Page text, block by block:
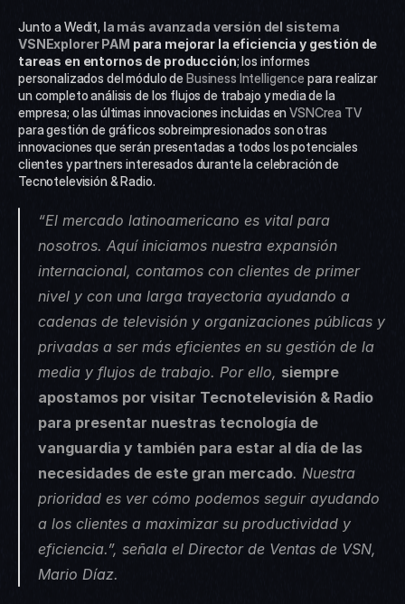
Junto a Wedit, la más avanzada versión del sistema
VSNExplorer PAM para mejorar la eficiencia y gestión de
tareas en entornos de producción; los informes
personalizados del módulo de Business Intelligence para realizar
un completo análisis de los flujos de trabajo y media de la
empresa; o las últimas innovaciones incluidas en VSNCrea TV
para gestión de gráficos sobreimpresionados son otras
innovaciones que serán presentadas a todos los potenciales
clientes y partners interesados durante la celebración de
Tecnotelevisión & Radio.
“El mercado latinoamericano es vital para
nosotros. Aquí iniciamos nuestra expansión
internacional, contamos con clientes de primer
nivel y con una larga trayectoria ayudando a
cadenas de televisión y organizaciones públicas y
privadas a ser más eficientes en su gestión de la
media y flujos de trabajo. Por ello, siempre
apostamos por visitar
para presentar nuestras tecnología de
vanguardia y también para estar al día de las
necesidades de este gran mercado. Nuestra
prioridad es ver cómo podemos seguir ayudando
a los clientes a maximizar su productividad y
eficiencia.”, señala el Director de Ventas de VSN,
Mario Díaz.